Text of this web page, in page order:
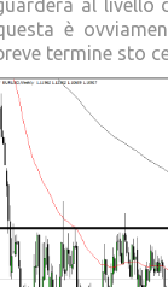
al livello
è
termine sto